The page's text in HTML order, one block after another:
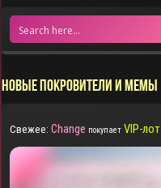
НОВЫЕ ПОКРОВИТЕЛИ И МЕМЫ
Свежее: Change покупает VIP-лот